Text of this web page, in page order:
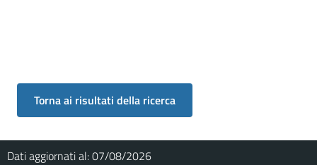
Dati aggiornati al:07/08/2026